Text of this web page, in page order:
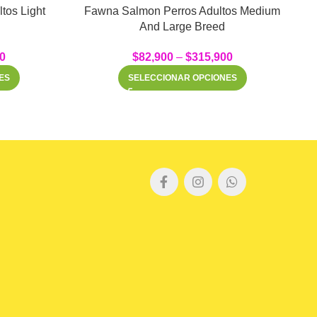
Light
Fawna Salmon Perros Adultos Medium
And Large Breed
$82,900– $315,900
SELECCIONAR OPCIONES